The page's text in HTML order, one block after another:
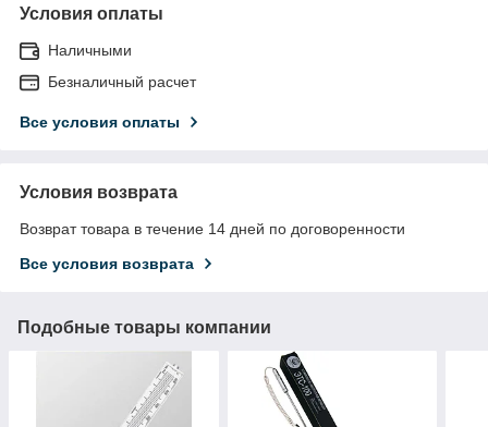
Условия оплаты
Наличными
Безналичный расчет
Все условия оплаты
Условия возврата
Возврат товара в течение 14 дней по договоренности
Все условия возврата
Подобные товары компании